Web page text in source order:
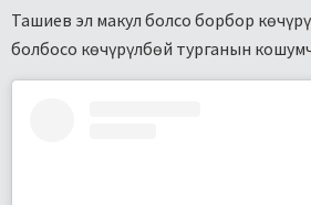
Ташиев эл макул болсо борбор
болбосо көчүрүлбөй турганын